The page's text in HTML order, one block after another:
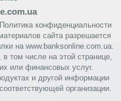
Политика конфиденциальности
сайта разрешается
на www.banksonline.com.ua.
том числе на этой странице,
или финансовых услуг.
и другой информации
организации.